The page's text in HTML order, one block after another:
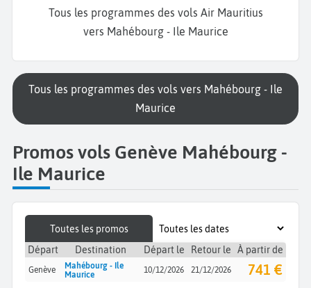
Tous les programmes des vols Air Mauritius
vers Mahébourg - Ile Maurice
Tous les programmes des vols vers Mahébourg - Ile
Maurice
Promos vols Genève Mahébourg -
Ile Maurice
Toutes les promos
Départ
Destination Départ le Retour le À partir de
Genève
Mahébourg - Ile
Maurice
10/12/2026 21/12/2026 741 €